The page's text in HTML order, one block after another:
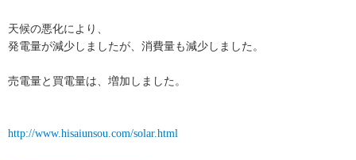
天候の悪化により、
発電量が減少しましたが、消費量も減少しました。
売電量と買電量は、増加しました。
http://www.hisaiunsou.com/solar.html